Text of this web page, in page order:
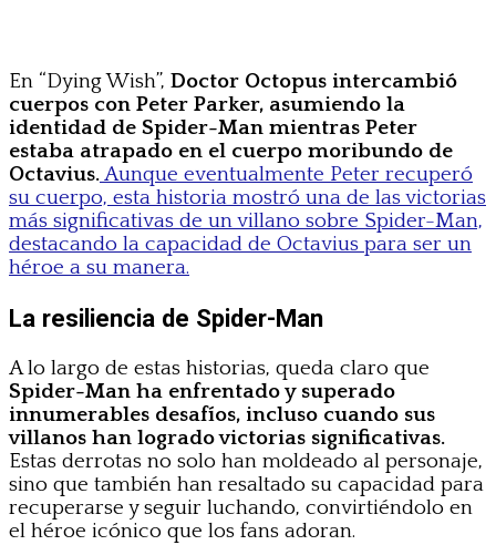
En “Dying Wish”, Doctor Octopus intercambió
cuerpos con Peter Parker, asumiendo la
identidad de Spider-Man mientras Peter
estaba atrapado en el cuerpo moribundo de
Octavius.Aunque eventualmente Peter recuperó
su cuerpo, esta historia mostró una de las victorias
más significativas de un villano sobre Spider-Man,
destacando la capacidad de Octavius para ser un
héroe a su manera.
La resiliencia de Spider-Man
A lo largo de estas historias, queda claro que
Spider-Man ha enfrentado y superado
innumerables desafíos, incluso cuando sus
villanos han logrado victorias significativas.
Estas derrotas no solo han moldeado al personaje,
sino que también han resaltado su capacidad para
recuperarse y seguir luchando, convirtiéndolo en
el héroe icónico que los fans adoran.